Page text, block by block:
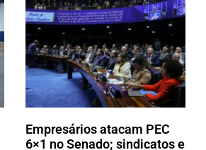
Empresários atacam PEC
6×1 no Senado; sindicatos e